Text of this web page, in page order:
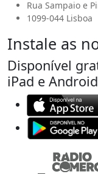
Rua Sampaio e
1099-044 Lisboa
Instale as
Disponível
iPad e Android